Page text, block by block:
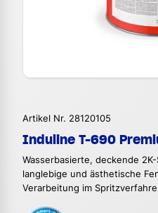
Artikel Nr. 28120105
Induline T-690
Wasserbasierte, deckende
langlebige und ästhetische
Verarbeitung im